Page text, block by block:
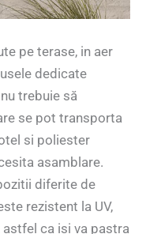
pe terase, in aer
dedicate
trebuie să
se pot transporta
si poliester
asamblare.
diferite de
rezistent la UV,
ca isi va pastra